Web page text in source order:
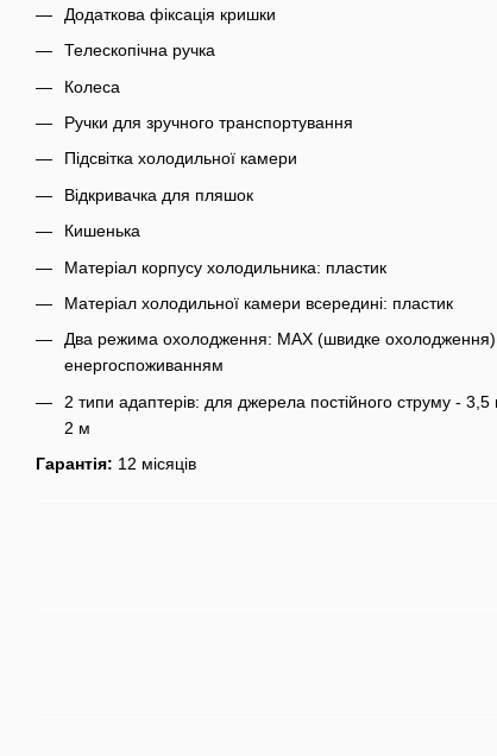
Додаткова фіксація кришки
Телескопічна ручка
Колеса
Ручки для зручного транспортування
Підсвітка холодильної камери
Відкривачка для пляшок
Кишенька
Матеріал корпусу холодильника: пластик
Матеріал холодильної камери всередині: пластик
Два режима охолодження: MAX (швидке
енергоспоживанням
2 типи адаптерів: для джерела постійного струму -
2 м
Гарантія: 12 місяців